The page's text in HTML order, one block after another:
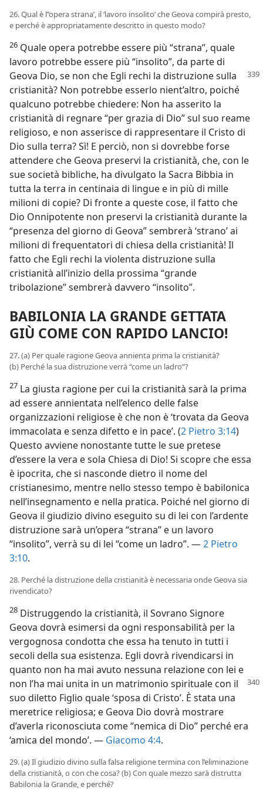
26. Qual è l’‘opera strana’, il ‘lavoro insolito’ che Geova compirà presto,
e perché è appropriatamente descritto in questo modo?
26 Quale opera potrebbe essere più “strana”, quale
lavoro potrebbe essere più “insolito”, da parte di
Geova Dio, se non che Egli rechi la distruzione sulla
cristianità? Non potrebbe esserlo nient’altro, poiché
qualcuno potrebbe chiedere: Non ha asserito la
cristianità di regnare “per grazia di Dio” sul suo reame
religioso, e non asserisce di rappresentare il Cristo di
Dio sulla terra? Sì! E perciò, non si dovrebbe forse
attendere che Geova preservi la cristianità, che, con le
sue società bibliche, ha divulgato la Sacra Bibbia in
tutta la terra in centinaia di lingue e in più di mille
milioni di copie? Di fronte a queste cose, il fatto che
Dio Onnipotente non preservi la cristianità durante la
“presenza del giorno di Geova” sembrerà ‘strano’ ai
milioni di frequentatori di chiesa della cristianità! Il
fatto che Egli rechi la violenta distruzione sulla
cristianità all’inizio della prossima “grande
tribolazione” sembrerà davvero “insolito”.
BABILONIA LA GRANDE GETTATA
GIÙ COME CON RAPIDO LANCIO!
27. (a) Per quale ragione Geova annienta prima la cristianità?
(b) Perché la sua distruzione verrà “come un ladro”?
27 La giusta ragione per cui la cristianità sarà la prima
ad essere annientata nell’elenco delle false
organizzazioni religiose è che non è ‘trovata da Geova
immacolata e senza difetto e in pace’. (2 Pietro 3:14)
Questo avviene nonostante tutte le sue pretese
d’essere la vera e sola Chiesa di Dio! Si scopre che essa
è ipocrita, che si nasconde dietro il nome del
cristianesimo, mentre nello stesso tempo è babilonica
nell’insegnamento e nella pratica. Poiché nel giorno di
Geova il giudizio divino eseguito su di lei con l’ardente
distruzione sarà un’opera “strana” e un lavoro
“insolito”, verrà su di lei “come un ladro”. —2 Pietro
3:10.
28. Perché la distruzione della cristianità è necessaria onde Geova sia
rivendicato?
28 Distruggendo la cristianità, il Sovrano Signore
Geova dovrà esimersi da ogni responsabilità per la
vergognosa condotta che essa ha tenuto in tutti i
secoli della sua esistenza. Egli dovrà rivendicarsi in
quanto non ha mai avuto nessuna relazione con lei e
non l’ha mai unita in un matrimonio spirituale con il
suo diletto Figlio quale ‘sposa di Cristo’. È stata una
meretrice religiosa; e Geova Dio dovrà mostrare
d’averla riconosciuta come “nemica di Dio” perché era
‘amica del mondo’. — Giacomo 4:4.
29. (a) Il giudizio divino sulla falsa religione termina con l’eliminazione
della cristianità, o con che cosa? (b) Con quale mezzo sarà distrutta
Babilonia la Grande, e perché?